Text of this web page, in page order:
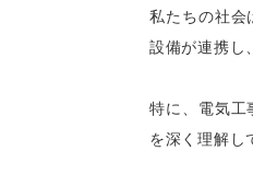
私たちの社会
設備が連携し
特に、電気工
を深く理解し